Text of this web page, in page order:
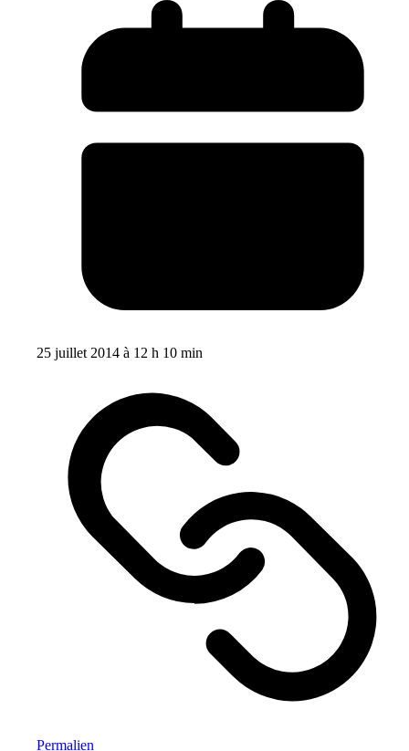
25 juillet 2014 à 12 h 10 min
Permalien